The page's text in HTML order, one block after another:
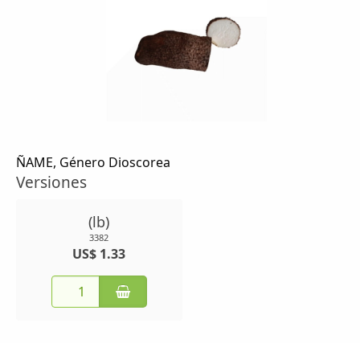
ÑAME, Género Dioscorea
Versiones
(lb)
3382
US$ 1.33